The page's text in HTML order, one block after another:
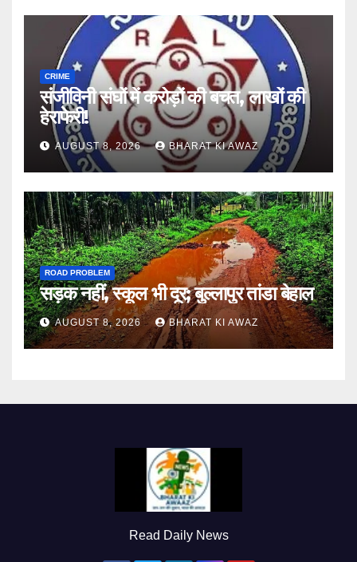
CRIME
संजीविनी संघों में करोड़ों की बचत, लाखों की
हेराफेरी!
AUGUST 8, 2026 BHARAT KI AWAZ
ROAD PROBLEM
सड़क नहीं, स्कूल भी दूर; बुल्लापुर तांडा बेहाल
AUGUST 8, 2026 BHARAT KI AWAZ
Read Daily News